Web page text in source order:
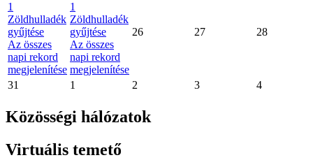
1
Zöldhulladék
gyűjtése
Az összes
napi rekord
megjelenítése
1
Zöldhulladék
gyűjtése
Az összes
napi rekord
megjelenítése
26 27 28
31 1 2 3 4
Közösségi hálózatok
Virtuális temető